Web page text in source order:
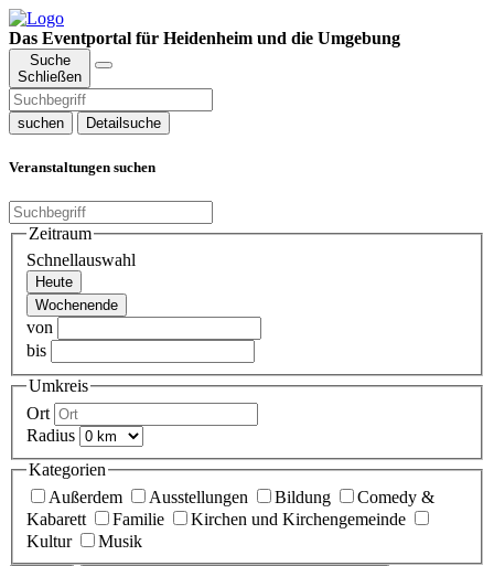
Das Eventportal für Heidenheim und die Umgebung
Suche
Schließen
suchen Detailsuche
Veranstaltungen suchen
Zeitraum
Schnellauswahl
Heute
Wochenende
von
bis
Umkreis
Ort
Radius
Kategorien
Außerdem
Ausstellungen Bildung
Comedy &
Kabarett
Familie
Kirchen und Kirchengemeinde
Kultur
Musik